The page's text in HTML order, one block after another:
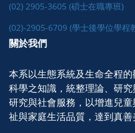
(02) 2905-3605 (碩士在職專班)
(02)-2905-6709 (學士後學位學程
關於我們
本系以生態系統及生命全程
科學之知識，統整理論、研
研究與社會服務，以增進兒
祉與家庭生活品質，達到真善